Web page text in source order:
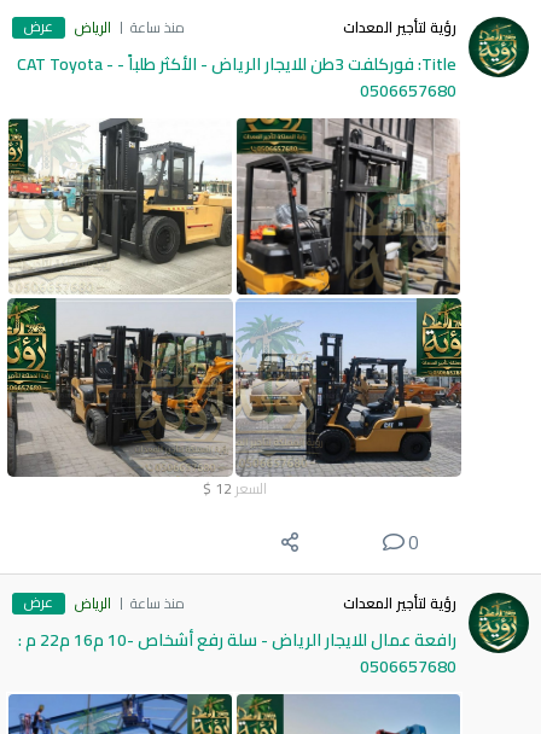
رؤية لتأجير المعدات منذ ساعة الرياض عرض
Title: فوركلفت 3طن للايجار الرياض - الأكثر طلباً - CAT Toyota -
0506657680
السعر 12
$
0
رؤية لتأجير المعدات منذ ساعة الرياض عرض
رافعة عمال للايجار الرياض - سلة رفع أشخاص -10 م16 م22 م :
0506657680